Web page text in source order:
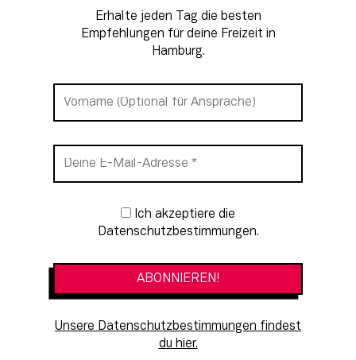
Erhalte jeden Tag die besten
Empfehlungen für deine Freizeit in
Hamburg.
Newsletter-Anmeldung
Datenschutzbestimmungen.
Unsere Datenschutzbestimmungen findest
du hier.